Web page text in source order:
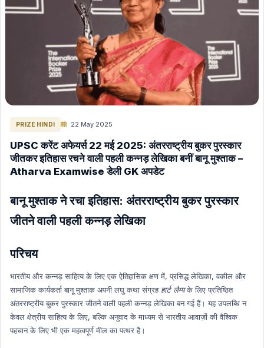
Space (Nasa, Isro etc) Hindi
Space (Nasa, Isro etc) English
The Hindu Editorial in English
INTERNATION RELATIONS HINDI
ENERGY HINDI
ENERGY ENGLISH
GK (General Knowledge) Hindi
GK (General Knowledge) English
International Current Affairs (Hindi)
International Current Affairs (English)
INDIAN ECONOMY HINDI
Science & Technology Hindi
Global Index Hindi
Government Scheme
Government Scheme Hindi
PRIZE HINDI 22 May 2025
UPSC करेंट अफेयर्स 22 मई 2025: अंतरराष्ट्रीय बुकर पुरस्कार
जीतकर इतिहास रचने वाली पहली कन्नड़ लेखिका बनीं बानू मुश्ताक –
Atharva Examwise डेली GK अपडेट
बानू मुश्ताक ने रचा इतिहास: अंतरराष्ट्रीय बुकर पुरस्कार
जीतने वाली पहली कन्नड़ लेखिका
परिचय
भारतीय और कन्नड़ साहित्य के लिए एक ऐतिहासिक क्षण में, प्रसिद्ध लेखिका, वकील और
सामाजिक कार्यकर्ता बानू मुश्ताक अपनी लघु कथा संग्रह हार्ट लैम्पके लिए प्रतिष्ठित
अंतरराष्ट्रीय बुकर पुरस्कार जीतने वाली पहली कन्नड़ लेखिका बन गई हैं। यह उपलब्धि न
केवल क्षेत्रीय साहित्य के लिए, बल्कि अनुवाद के माध्यम से भारतीय आवाज़ों की वैश्विक
पहचान के लिए भी एक महत्वपूर्ण मील का पत्थर है।